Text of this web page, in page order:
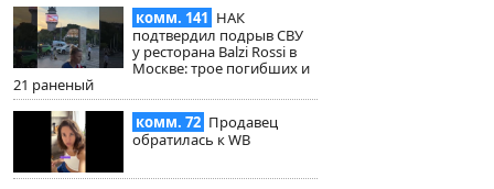
комм. 141 НАК
подтвердил подрыв СВУ
у ресторана Balzi Rossi в
Москве: трое погибших и
21 раненый
комм. 72 Продавец
обратилась к WB